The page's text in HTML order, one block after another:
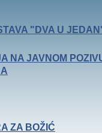
"DVA U
NA JAVNOM
ZA BOŽIĆ